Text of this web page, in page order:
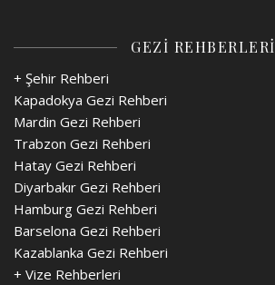
GEZİ REHBERLERİ
+ Şehir Rehberi
Kapadokya Gezi Rehberi
Mardin Gezi Rehberi
Trabzon Gezi Rehberi
Hatay Gezi Rehberi
Diyarbakır Gezi Rehberi
Hamburg Gezi Rehberi
Barselona Gezi Rehberi
Kazablanka Gezi Rehberi
+ Vize Rehberleri